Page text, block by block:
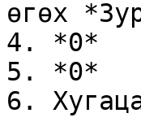
өгөх
4. *0*
5. *0*
6.